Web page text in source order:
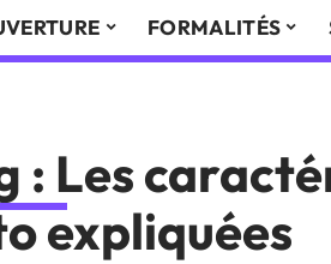
FORMALITÉS
: Les
expliquées